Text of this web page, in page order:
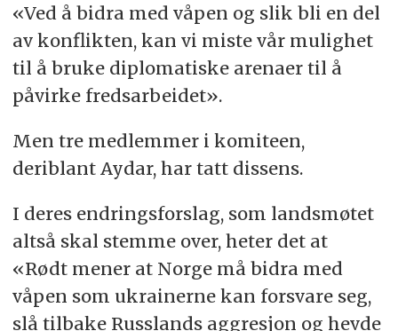
«Ved å bidra med våpen og slik bli en del
av konflikten, kan vi miste vår mulighet
til å bruke diplomatiske arenaer til å
påvirke fredsarbeidet».
Men tre medlemmer i komiteen,
deriblant Aydar, har tatt dissens.
I deres endringsforslag, som landsmøtet
altså skal stemme over, heter det at
«Rødt mener at Norge må bidra med
våpen som ukrainerne kan forsvare seg,
slå tilbake Russlands aggresjon og hevde